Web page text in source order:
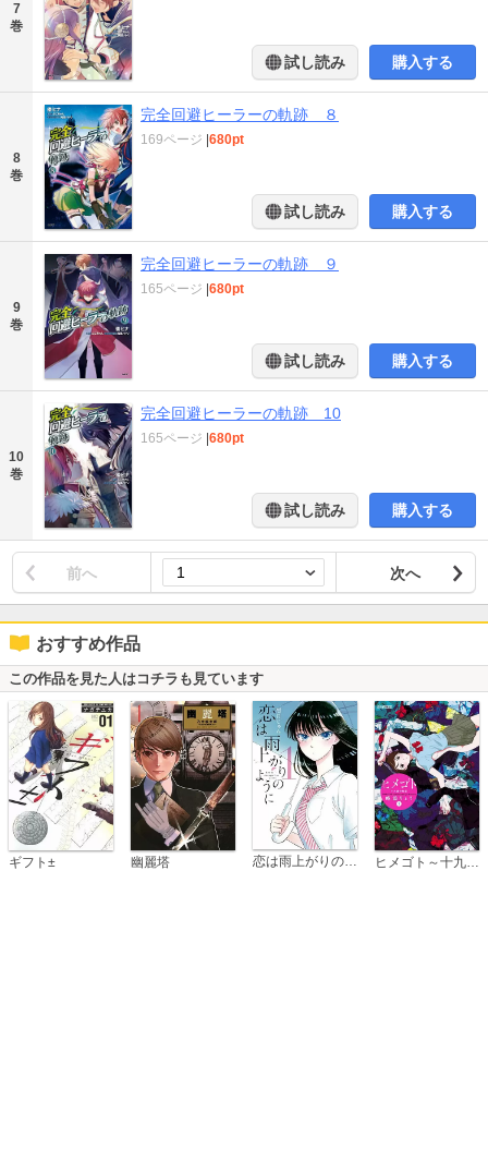
7
巻
試し読み 購入する
8
巻
完全回避ヒーラーの軌跡 ８
169ページ 680pt
試し読み 購入する
9
巻
完全回避ヒーラーの軌跡 ９
165ページ 680pt
試し読み 購入する
10
巻
完全回避ヒーラーの軌跡 10
165ページ 680pt
試し読み 購入する
前へ 次へ
おすすめ作品
この作品を見た人はコチラも見ています
ギフト± 幽麗塔 恋は雨上がりのように